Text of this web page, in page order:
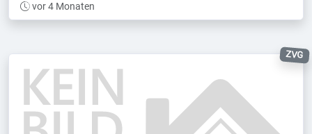
vor 4 Monaten
ZVG